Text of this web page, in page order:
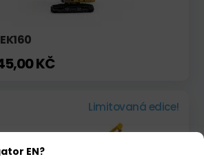
KČ
Limitovaná edice!
EN?